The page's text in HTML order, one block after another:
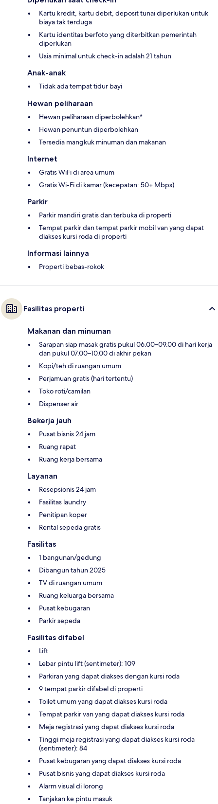
Kartu kredit, kartu debit, deposit tunai diperlukan untuk
biaya tak terduga
Kartu identitas berfoto yang diterbitkan pemerintah
diperlukan
Usia minimal untuk check-in adalah 21 tahun
Anak-anak
Tidak ada tempat tidur bayi
Hewan peliharaan
Hewan peliharaan diperbolehkan*
Hewan penuntun diperbolehkan
Tersedia mangkuk minuman dan makanan
Internet
Gratis WiFi di area umum
Gratis Wi-Fi di kamar (kecepatan: 50+ Mbps)
Parkir
Parkir mandiri gratis dan terbuka di properti
Tempat parkir dan tempat parkir mobil van yang dapat
diakses kursi roda di properti
Informasi lainnya
Properti bebas-rokok
Fasilitas properti
Makanan dan minuman
Sarapan siap masak gratis pukul 06.00–09.00 di hari kerja
dan pukul 07.00–10.00 di akhir pekan
Kopi/teh di ruangan umum
Perjamuan gratis (hari tertentu)
Toko roti/camilan
Dispenser air
Bekerja jauh
Pusat bisnis 24 jam
Ruang rapat
Ruang kerja bersama
Layanan
Resepsionis 24 jam
Fasilitas laundry
Penitipan koper
Rental sepeda gratis
Fasilitas
1 bangunan/gedung
Dibangun tahun 2025
TV di ruangan umum
Ruang keluarga bersama
Pusat kebugaran
Parkir sepeda
Fasilitas difabel
Lift
Lebar pintu lift (sentimeter): 109
Parkiran yang dapat diakses dengan kursi roda
9 tempat parkir difabel di properti
Toilet umum yang dapat diakses kursi roda
Tempat parkir van yang dapat diakses kursi roda
Meja registrasi yang dapat diakses kursi roda
Tinggi meja registrasi yang dapat diakses kursi roda
(sentimeter): 84
Pusat kebugaran yang dapat diakses kursi roda
Pusat bisnis yang dapat diakses kursi roda
Alarm visual di lorong
Tanjakan ke pintu masuk